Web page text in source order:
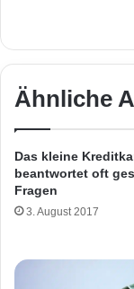
Ähnliche
Das kleine
beantwortet oft
Fragen
3. August 2017